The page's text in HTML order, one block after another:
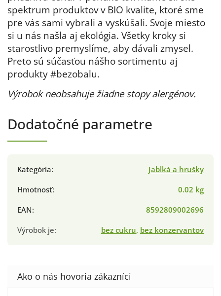
spektrum produktov v BIO kvalite, ktoré sme
pre vás sami vybrali a vyskúšali. Svoje miesto
si u nás našla aj ekológia. Všetky kroky si
starostlivo premyslíme, aby dávali zmysel.
Preto sú súčasťou nášho sortimentu aj
produkty #bezobalu.
Výrobok neobsahuje žiadne stopy alergénov.
Dodatočné parametre
Kategória:
Jablká a hrušky
Hmotnosť:
0.02 kg
EAN:
8592809002696
Výrobok je: bez cukru, bez konzervantov